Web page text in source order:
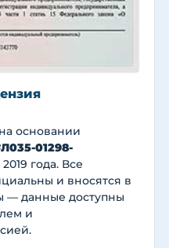
основании
01298-
года. Все
и вносятся в
— данные доступны
и